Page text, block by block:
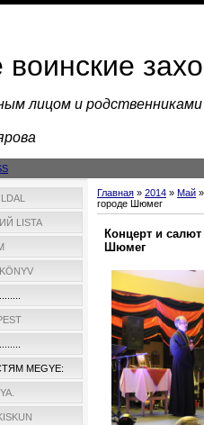
воинские
лицом и
LISTA
MEGYE:
Главная » 2014 » Май »
городе Шюмег
Концерт и
Шюмег